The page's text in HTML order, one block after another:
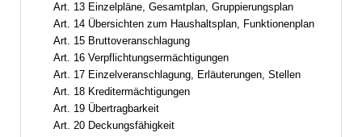
Art. 13 Einzelpläne, Gesamtplan, Gruppierungsplan
Art. 14 Übersichten zum Haushaltsplan, Funktionenplan
Art. 15 Bruttoveranschlagung
Art. 16 Verpflichtungsermächtigungen
Art. 17 Einzelveranschlagung, Erläuterungen, Stellen
Art. 18 Kreditermächtigungen
Art. 19 Übertragbarkeit
Art. 20 Deckungsfähigkeit